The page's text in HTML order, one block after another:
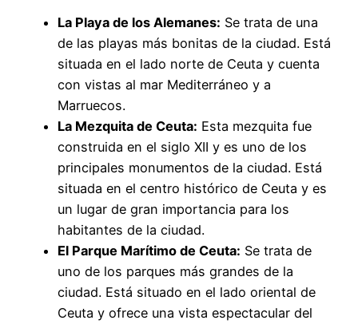
La Playa de los Alemanes: Se trata de una
de las playas más bonitas de la ciudad. Está
situada en el lado norte de Ceuta y cuenta
con vistas al mar Mediterráneo y a
Marruecos.
La Mezquita de Ceuta: Esta mezquita fue
construida en el siglo XII y es uno de los
principales monumentos de la ciudad. Está
situada en el centro histórico de Ceuta y es
un lugar de gran importancia para los
habitantes de la ciudad.
El Parque Marítimo de Ceuta: Se trata de
uno de los parques más grandes de la
ciudad. Está situado en el lado oriental de
Ceuta y ofrece una vista espectacular del